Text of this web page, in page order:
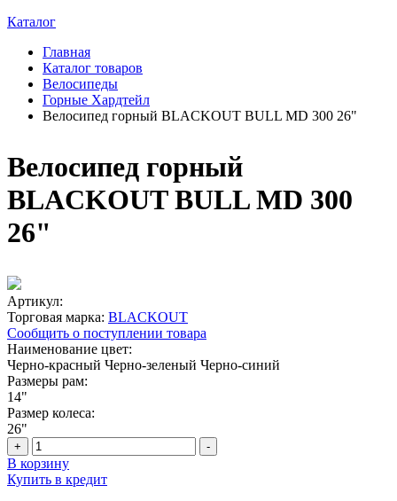
Каталог
Главная
Каталог товаров
Велосипеды
Горные Хардтейл
Велосипед горный BLACKOUT BULL MD 300 26"
Велосипед горный
BLACKOUT BULL MD 300
26"
Артикул:
Торговая марка: BLACKOUT
Сообщить о поступлении товара
Наименование цвет:
Черно-красный Черно-зеленый Черно-синий
Размеры рам:
14"
Размер колеса:
26"
+ -
В корзину
Купить в кредит